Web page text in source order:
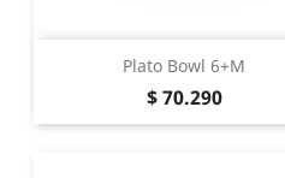
Plato Bowl 6+m
Precio
$ 70.290